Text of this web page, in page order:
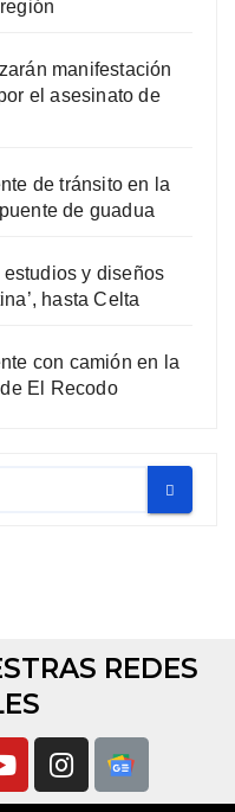
manifestación
el asesinato de
de tránsito en la
de guadua
y diseños
hasta Celta
con camión en la
El Recodo
REDES